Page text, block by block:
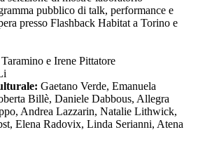
pubblico di talk, performance e
presso Flashback Habitat a Torino e
e Irene Pittatore
Gaetano Verde, Emanuela
Billè, Daniele Dabbous, Allegra
Andrea Lazzarin, Natalie Lithwick,
Elena Radovix, Linda Serianni, Atena